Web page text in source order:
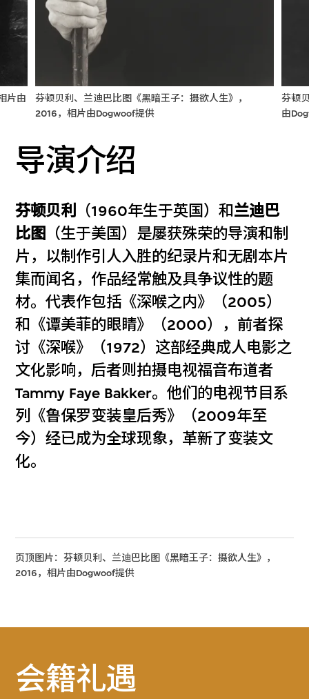
芬顿贝利、兰迪巴比图《黑暗王子：摄欲人生》，
2016，相片由Dogwoof提供
芬顿
由
片由
导演介绍
芬顿贝利 （1960年生于英国）和兰迪巴
比图
（生于美国）是屡获殊荣的导演和制
片，以制作引人入胜的纪录片和无剧本片
集而闻名，作品经常触及具争议性的题
材。代表作包括《深喉之内》（2005）
和《谭美菲的眼睛》（2000），前者探
讨《深喉》（1972）这部经典成人电影之
文化影响，后者则拍摄电视福音布道者
Tammy Faye Bakker。他们的电视节目系
列《鲁保罗变装皇后秀》（2009年至
今）经已成为全球现象，革新了变装文
化。
页顶图片：芬顿贝利、兰迪巴比图《黑暗王子：摄欲人生》，
2016，相片由Dogwoof提供
会籍礼遇